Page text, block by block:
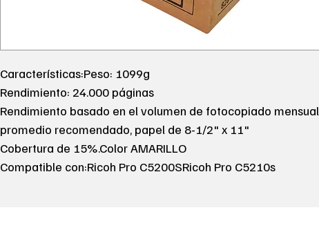
Características:Peso: 1099g
Rendimiento: 24.000 páginas
Rendimiento basado en el volumen de fotocopiado mensual
promedio recomendado, papel de 8-1/2" x 11"
Cobertura de 15%.Color AMARILLO
Compatible con:Ricoh Pro C5200SRicoh Pro C5210s